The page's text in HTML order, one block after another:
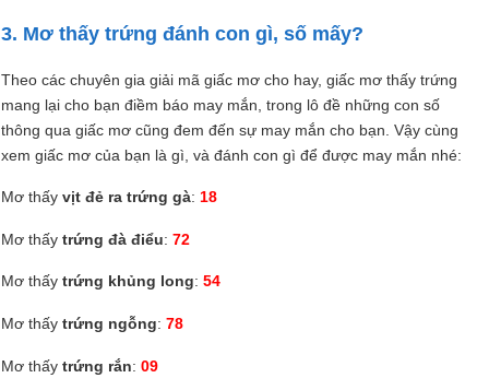
3. Mơ thấy trứng đánh con gì, số mấy?
Theo các chuyên gia giải mã giấc mơ cho hay, giấc mơ thấy trứng
mang lại cho bạn điềm báo may mắn, trong lô đề những con số
thông qua giấc mơ cũng đem đến sự may mắn cho bạn. Vậy cùng
xem giấc mơ của bạn là gì, và đánh con gì để được may mắn nhé:
Mơ thấy vịt đẻ ra trứng gà: 18
Mơ thấy trứng đà điểu: 72
Mơ thấy trứng khủng long: 54
Mơ thấy trứng ngỗng: 78
Mơ thấy trứng rắn: 09